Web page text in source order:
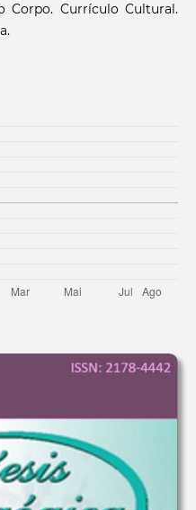
Corpo. Currículo Cultural.